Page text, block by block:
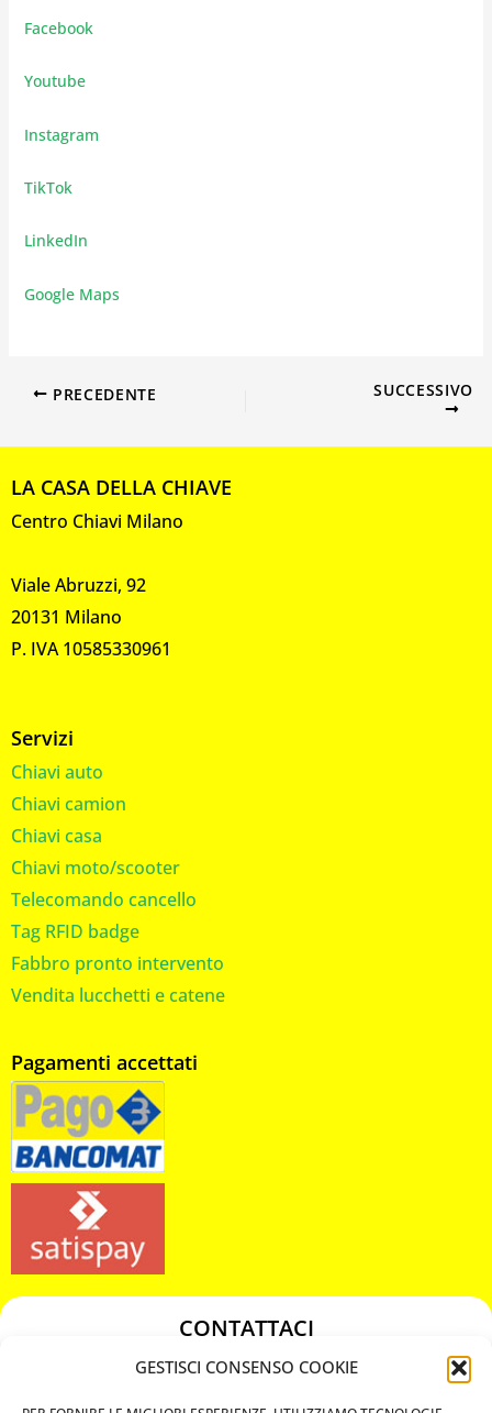
GESTISCI CONSENSO COOKIE
Facebook
Youtube
Instagram
TikTok
LinkedIn
Google Maps
PRECEDENTE SUCCESSIVO
LA CASA DELLA CHIAVE
Centro Chiavi Milano
Viale Abruzzi, 92
20131 Milano
P. IVA 10585330961
Servizi
Chiavi auto
Chiavi camion
Chiavi casa
Chiavi moto/scooter
Telecomando cancello
Tag RFID badge
Fabbro pronto intervento
Vendita lucchetti e catene
Pagamenti accettati
CONTATTACI
349 3863811